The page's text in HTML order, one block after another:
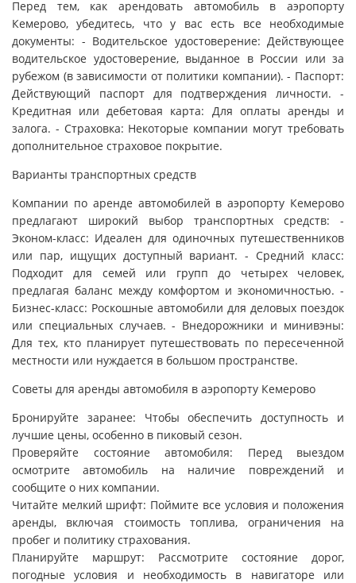
Перед тем, как арендовать автомобиль в аэропорту
Кемерово, убедитесь, что у вас есть все необходимые
документы: - Водительское удостоверение: Действующее
водительское удостоверение, выданное в России или за
рубежом (в зависимости от политики компании). - Паспорт:
Действующий паспорт для подтверждения личности. -
Кредитная или дебетовая карта: Для оплаты аренды и
залога. - Страховка: Некоторые компании могут требовать
дополнительное страховое покрытие.
Варианты транспортных средств
Компании по аренде автомобилей в аэропорту Кемерово
предлагают широкий выбор транспортных средств: -
Эконом-класс: Идеален для одиночных путешественников
или пар, ищущих доступный вариант. - Средний класс:
Подходит для семей или групп до четырех человек,
предлагая баланс между комфортом и экономичностью. -
Бизнес-класс: Роскошные автомобили для деловых поездок
или специальных случаев. - Внедорожники и минивэны:
Для тех, кто планирует путешествовать по пересеченной
местности или нуждается в большом пространстве.
Советы для аренды автомобиля в аэропорту Кемерово
Бронируйте заранее: Чтобы обеспечить доступность и
лучшие цены, особенно в пиковый сезон.
Проверяйте состояние автомобиля: Перед выездом
осмотрите автомобиль на наличие повреждений и
сообщите о них компании.
Читайте мелкий шрифт: Поймите все условия и положения
аренды, включая стоимость топлива, ограничения на
пробег и политику страхования.
Планируйте маршрут: Рассмотрите состояние дорог,
погодные условия и необходимость в навигаторе или